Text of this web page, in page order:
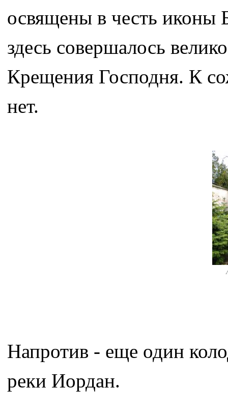
освящены в честь иконы
здесь совершалось
Крещения Господня. К
нет.
Напротив - еще один
реки Иордан.